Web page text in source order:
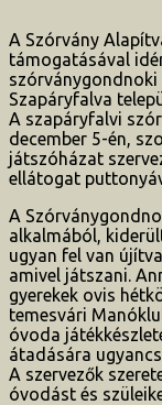
A Szórvány
támogatásával
szórványgondnoki
Szapáryfalva
A szapáryfalvi
december 5-én,
játszóházat
ellátogat
A
alkalmából,
ugyan fel van
amivel játszani.
gyerekek ovis
temesvári
óvoda
átadására
A szervezők
óvodást és